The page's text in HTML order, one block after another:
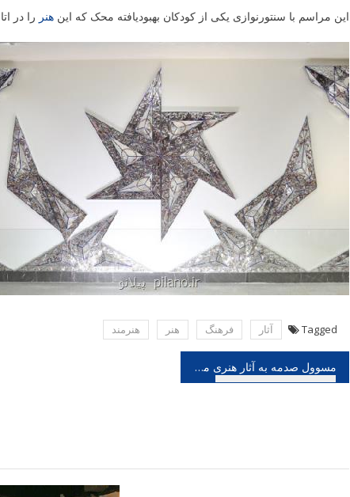
این مراسم با سنتورنوازی یکی از کودکان بهبودیافته محک که این هنر را در
Tagged آثار فرهنگ هنر هنرمند
راهبری
مسوول صدمه به آثار هنری مترو کیست؟